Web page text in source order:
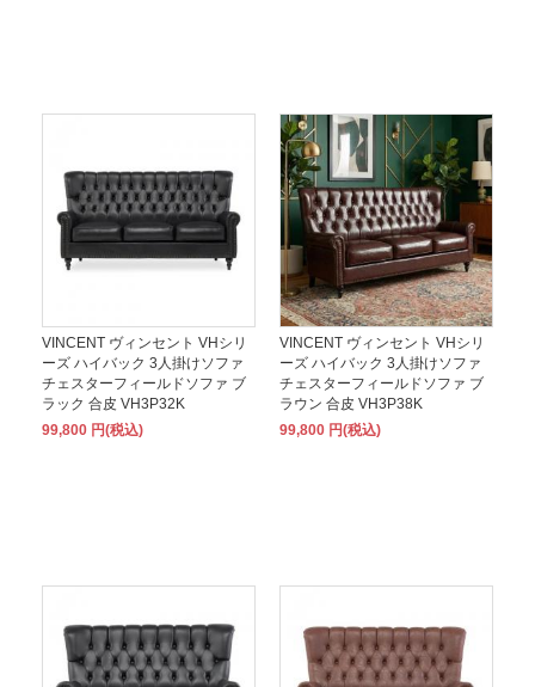
VINCENT ヴィンセント VHシリ
ーズ ハイバック 3人掛けソファ
チェスターフィールドソファ ブ
ラック 合皮 VH3P32K
99,800 円(税込)
VINCENT ヴィンセント VHシリ
ーズ ハイバック 3人掛けソファ
チェスターフィールドソファ ブ
ラウン 合皮 VH3P38K
99,800 円(税込)